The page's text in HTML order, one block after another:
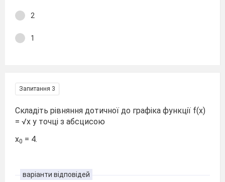
2
1
Запитання 3
Складіть рівняння дотичної до графіка функції f(x)
= √x у точці з абсцисою
x0 = 4.
варіанти відповідей